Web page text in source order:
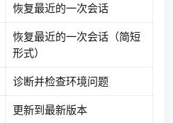
恢复最近的一次会话
恢复最近的一次会话（简短
形式）
诊断并检查环境问题
更新到最新版本